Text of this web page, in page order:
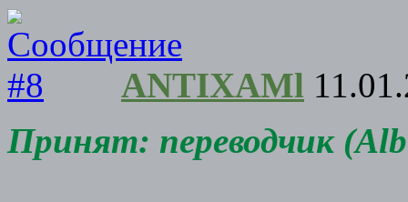
ANTIXAMl
Принят: переводчик